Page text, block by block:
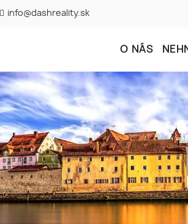
info@dashreality.sk
O NÁS